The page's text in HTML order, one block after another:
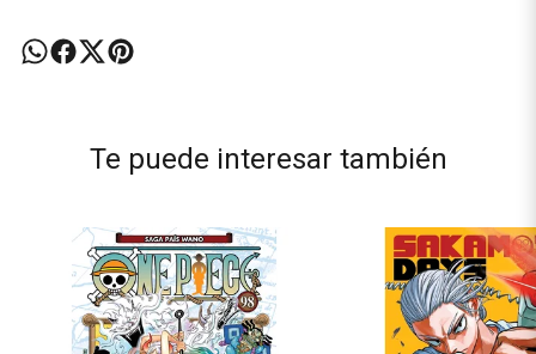
Te puede interesar también